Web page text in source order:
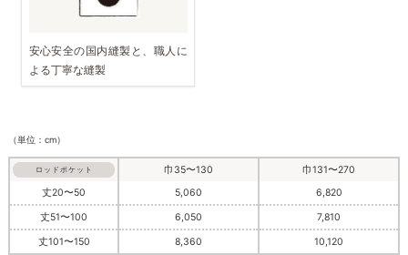
安心安全の国内縫製と、職人に
よる丁寧な縫製
（単位：cm）
ロッドポケット 巾35〜130
巾131〜270
丈20〜50
5,060 6,820
丈51〜100 6,050 7,810
丈101〜150 8,360 10,120